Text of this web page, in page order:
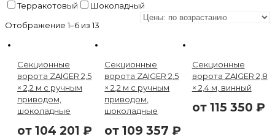
Терракотовый
Шоколадный
Отображение 1–6 из 13
Секционные
ворота ZAIGER 2,5
× 2,2 м с ручным
приводом,
шоколадные
от 104 201 ₽
Секционные
ворота ZAIGER 2,5
× 2,2 м с ручным
приводом,
шоколадные
от109 357₽
Секционные
ворота ZAIGER 2,8
× 2,4 м, винный
от 115 350 ₽